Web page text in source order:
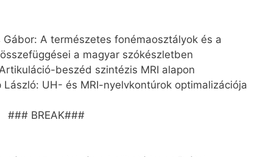
Gábor: A természetes fonémaosztályok és a
a magyar szókészletben
beszéd szintézis MRI alapon
László: UH- és MRI-nyelvkontúrok optimalizációja
### BREAK###